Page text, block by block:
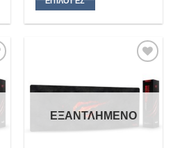
ΕΞΑΝΤΛΗΜΈΝΟ